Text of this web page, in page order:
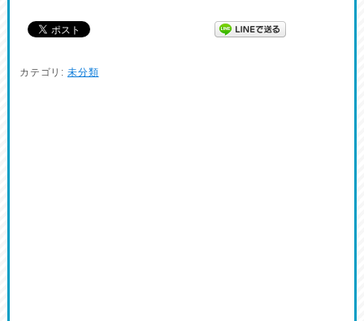
カテゴリ: 未分類